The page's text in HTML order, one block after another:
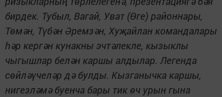
бирдек. Тубыл, Вагай, Уват (Өге) районнары,
Төмән, Түбән Әремзән, Хуҗайлан командалары
һәр кергән кунакны эчтәлекле, кызыклы
чыгышлар белән каршы алдылар. Легенда
сөйләүчеләр дә булды. Кызганычка каршы,
нигезләмә буенча бары тик өч урын гына